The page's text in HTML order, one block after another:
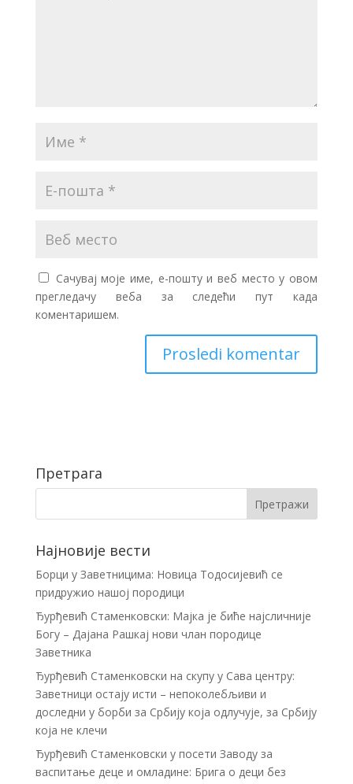
Сачувај моје име, е-пошту и веб место у овом
прегледачу веба за следећи пут када
коментаришем.
Претрага
Најновије вести
Борци у Заветницима: Новица Тодосијевић се
придружио нашој породици
Ђурђевић Стаменковски: Мајка је биће најсличније
Богу – Дајана Рашкај нови члан породице
Заветника
Ђурђевић Стаменковски на скупу у Сава центру:
Заветници остају исти – непоколебљиви и
доследни у борби за Србију која одлучује, за Србију
која не клечи
Ђурђевић Стаменковски у посети Заводу за
васпитање деце и омладине: Брига о деци без